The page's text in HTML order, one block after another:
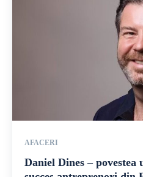
AFACERI
Daniel Dines –